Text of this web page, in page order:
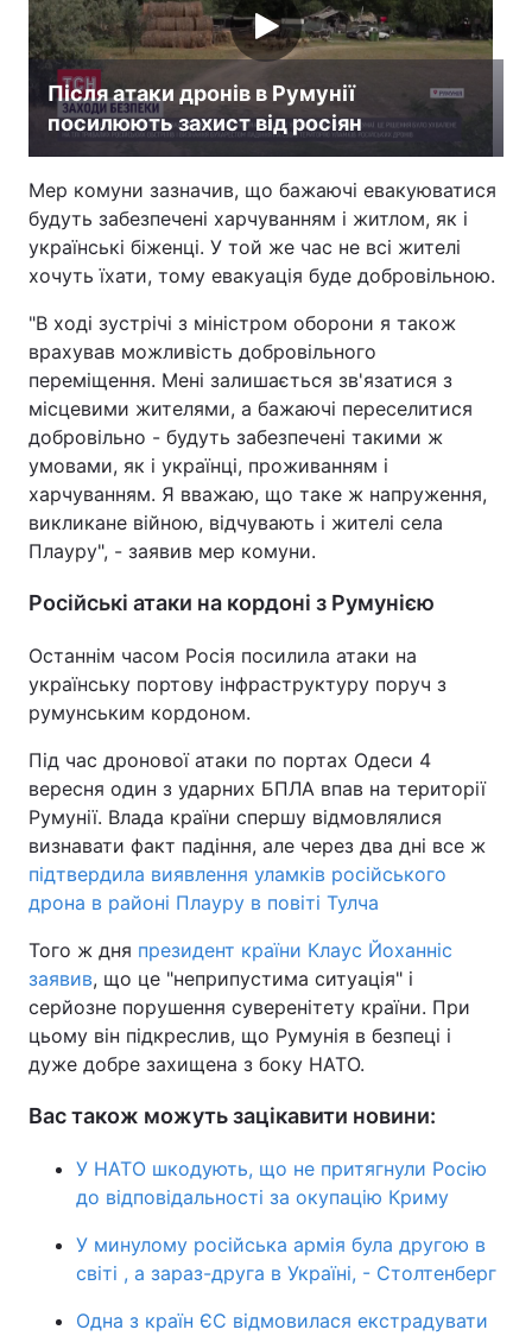
Інтерв'ю Думки
Архів
Контакти
Тема оформлення
Після атаки дронів в Румунії
посилюють захист від росіян
Мер комуни зазначив, що бажаючі евакуюватися
будуть забезпечені харчуванням і житлом, як і
українські біженці. У той же час не всі жителі
хочуть їхати, тому евакуація буде добровільною.
"В ході зустрічі з міністром оборони я також
врахував можливість добровільного
переміщення. Мені залишається зв'язатися з
місцевими жителями, а бажаючі переселитися
добровільно - будуть забезпечені такими ж
умовами, як і українці, проживанням і
харчуванням. Я вважаю, що таке ж напруження,
викликане війною, відчувають і жителі села
Плауру", - заявив мер комуни.
Російські атаки на кордоні з Румунією
Останнім часом Росія посилила атаки на
українську портову інфраструктуру поруч з
румунським кордоном.
Під час дронової атаки по портах Одеси 4
вересня один з ударних БПЛА впав на території
Румунії. Влада країни спершу відмовлялися
визнавати факт падіння, але через два дні все ж
підтвердила виявлення уламків російського
дрона в районі Плауру в повіті Тулча
Того ж дня президент країни Клаус Йоханніс
заявив, що це "неприпустима ситуація" і
серйозне порушення суверенітету країни. При
цьому він підкреслив, що Румунія в безпеці і
дуже добре захищена з боку НАТО.
Вас також можуть зацікавити новини:
У НАТО шкодують, що не притягнули Росію
до відповідальності за окупацію Криму
У минулому російська армія була другою в
світі , а зараз-друга в Україні, - Столтенберг
Одна з країн ЄС відмовилася екстрадувати